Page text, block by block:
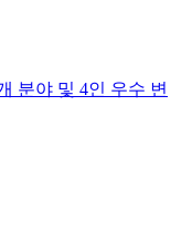
분야 및 4인 우수 변